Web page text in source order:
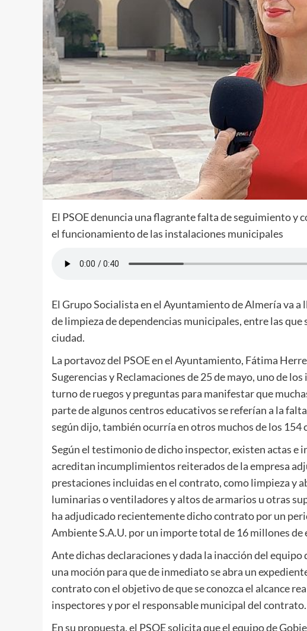
El PSOE denuncia una flagrante falta de seguimiento
el funcionamiento de las instalaciones municipales
El Grupo Socialista en el Ayuntamiento de Almería va
de limpieza de dependencias municipales, entre las
ciudad.
La portavoz del PSOE en el Ayuntamiento, Fátima
Sugerencias y Reclamaciones de 25 de mayo, uno de
turno de ruegos y preguntas para manifestar que
parte de algunos centros educativos se referían a la
según dijo, también ocurría en otros muchos de los
Según el testimonio de dicho inspector, existen actas e
acreditan incumplimientos reiterados de la empresa
prestaciones incluidas en el contrato, como limpieza y
luminarias o ventiladores y altos de armarios u otras
ha adjudicado recientemente dicho contrato por un
Ambiente S.A.U. por un importe total de 16 millones de
Ante dichas declaraciones y dada la inacción del
una moción para que de inmediato se abra un
contrato con el objetivo de que se conozca el alcance
inspectores y por el responsable municipal del contrato.
En su propuesta, el PSOE solicita que el equipo de